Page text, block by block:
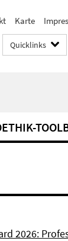
Karte
Quicklinks
2026: